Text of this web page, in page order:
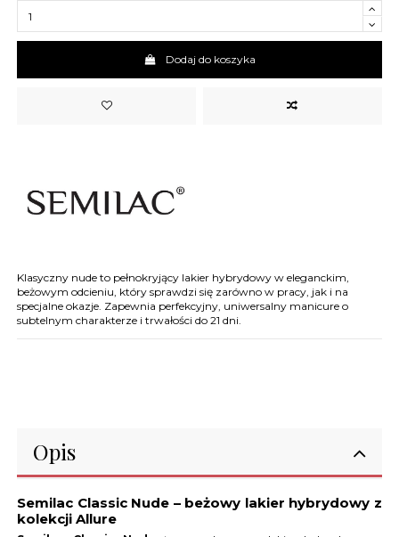
Dodaj do koszyka
Klasyczny nude to pełnokryjący lakier hybrydowy w eleganckim,
beżowym odcieniu, który sprawdzi się zarówno w pracy, jak i na
specjalne okazje. Zapewnia perfekcyjny, uniwersalny manicure o
subtelnym charakterze i trwałości do 21 dni.
Opis
Semilac Classic Nude – beżowy lakier hybrydowy z
kolekcji Allure